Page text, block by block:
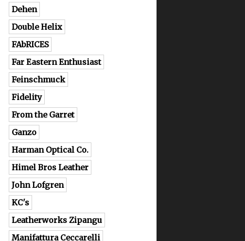
Dehen
Double Helix
FAbRICES
Far Eastern Enthusiast
Feinschmuck
Fidelity
From the Garret
Ganzo
Harman Optical Co.
Himel Bros Leather
John Lofgren
KC's
Leatherworks Zipangu
Manifattura Ceccarelli